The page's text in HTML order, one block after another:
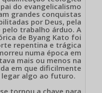
do evangelicalismo
grandes conquistas
por Deus, pela
trabalho árduo. A
de Byang Kato foi
repentina e trágica
numa época em
mais ou menos na
em que dificilmente
legar algo ao futuro.